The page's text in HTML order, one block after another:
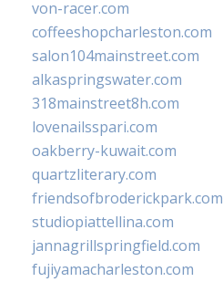
von-racer.com
coffeeshopcharleston.com
salon104mainstreet.com
alkaspringswater.com
318mainstreet8h.com
lovenailsspari.com
oakberry-kuwait.com
quartzliterary.com
friendsofbroderickpark.com
studiopiattellina.com
jannagrillspringfield.com
fujiyamacharleston.com